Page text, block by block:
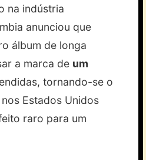
na indústria
anunciou que
álbum de longa
a marca de um
tornando-se o
Estados Unidos
raro para um